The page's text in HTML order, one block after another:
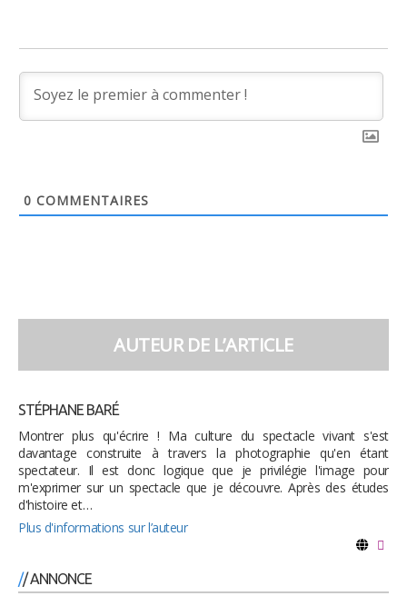
0 COMMENTAIRES
AUTEUR DE L’ARTICLE
STÉPHANE BARÉ
Montrer plus qu'écrire ! Ma culture du spectacle vivant s'est
davantage construite à travers la photographie qu'en étant
spectateur. Il est donc logique que je privilégie l'image pour
m'exprimer sur un spectacle que je découvre. Après des études
d'histoire et…
Plus d'informations sur l’auteur
/ ANNONCE